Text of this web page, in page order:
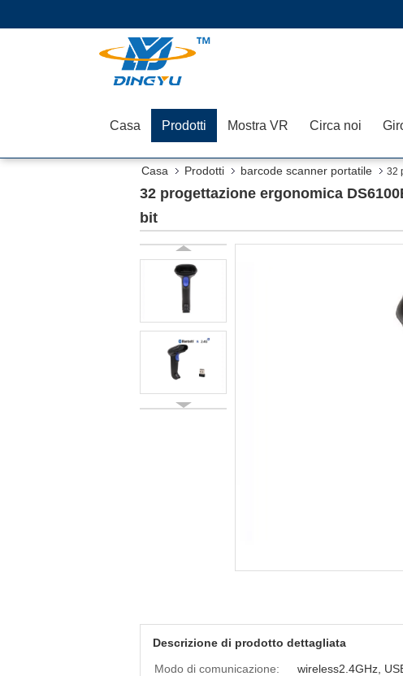
Casa Prodotti Mostra VR Circa noi
Casa Prodotti barcode scanner portatile 32
32 progettazione ergonomica
bit
Descrizione di prodotto dettagliata
Modo di comunicazione:
wireless2.4GHz,